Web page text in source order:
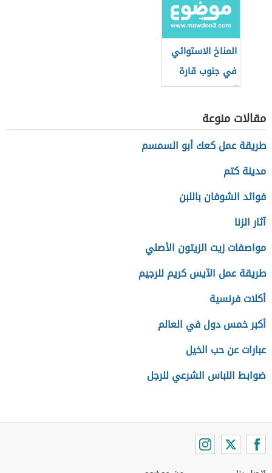
المناخ الاستوائي
في جنوب قارة
آسيا
مقالات منوعة
طريقة عمل كعك أبو السمسم
مدينة كتم
فوائد الشوفان باللبن
آثار الزنا
مواصفات زيت الزيتون الأصلي
طريقة عمل الآيس كريم للرجيم
أكلات فرنسية
أكبر خمس دول في العالم
عبارات عن حب الخيل
ضوابط اللباس الشرعي للرجل